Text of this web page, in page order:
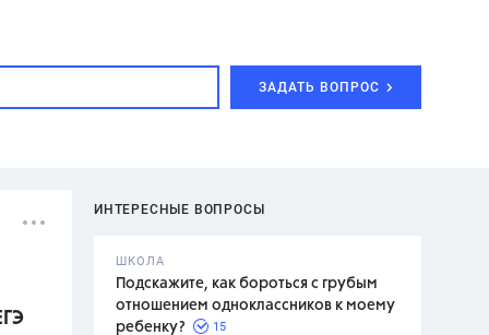
ЗАДАТЬ ВОПРОС
ИНТЕРЕСНЫЕ ВОПРОСЫ
ШКОЛА
Подскажите, как бороться с грубым
отношением одноклассников к моему
ребенку?
15